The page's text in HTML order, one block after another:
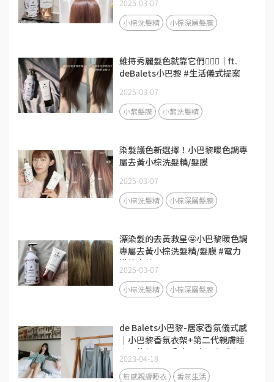
2025-03-07
小棕洗髮精 小棕深層髮膜
維持秀麗髮色就靠它們🧚‍♀️✨｜ft.
deBalets小巴黎 #生活儀式提案
2025-03-07
小紫髮膜 小紫洗髮精
染髮護色新選擇！小巴黎暖色調專
屬去黃小棕洗髮精/髮膜
2025-03-07
小棕洗髮精 小棕深層髮膜
漂染髮的去黃救星🤩小巴黎暖色調
專屬去黃小棕洗髮精/髮膜 #電力
滿格密技
2025-03-07
小棕洗髮精 小棕深層髮膜
de Balets小巴黎-居家香氛儀式感
｜小巴黎香氛衣架+第二代親膚睡
衣三件組心得分享♥小巴黎睡衣三
件組/睡衣推薦/香氛睡衣
2023-04-18
無感親膚睡衣
香氛生活